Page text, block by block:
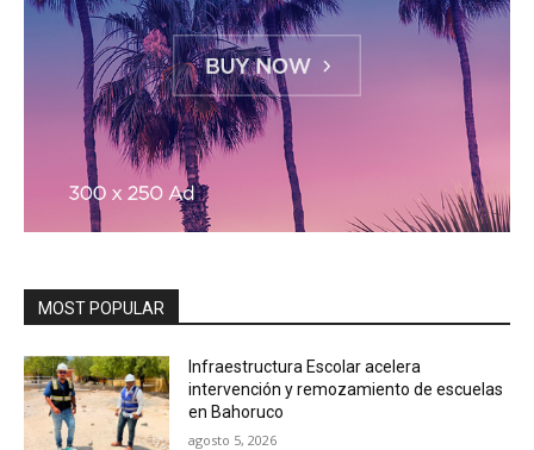
MOST POPULAR
Infraestructura Escolar acelera
intervención y remozamiento de escuelas
en Bahoruco
agosto 5, 2026